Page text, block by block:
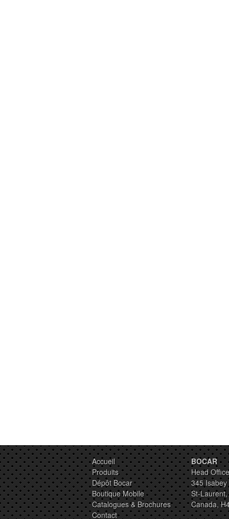
Accueil
Produits
Dépôt Bocar
Boutique Mobile
Catalogues & Brochures
Contact
BOCAR
Head
345 Isabey
St-
Canada,